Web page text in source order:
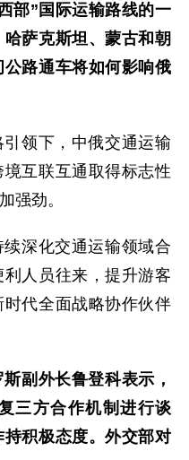
部”国际运输路线的一
萨克斯坦、蒙古和朝
路通车将如何影响俄
领下，中俄交通运输
互联互通取得标志性
强劲。
深化交通运输领域合
人员往来，提升游客
代全面战略协作伙伴
副外长鲁登科表示，
三方合作机制进行谈
积极态度。外交部对